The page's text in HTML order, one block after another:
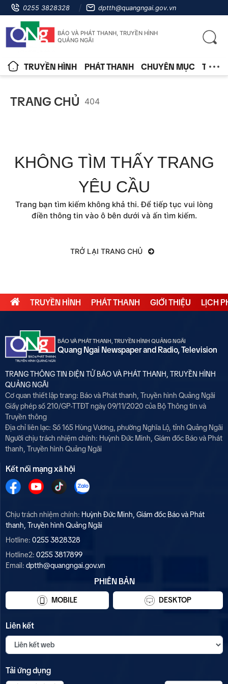
0255 3828328 dptth@quangngai.gov.vn
BÁO VÀ PHÁT THANH, TRUYỀN HÌNH
QUẢNG NGÃI
TRUYỀN HÌNH PHÁT THANH CHUYÊN MỤC TIN
TRANG CHỦ 404
KHÔNG TÌM THẤY TRANG
YÊU CẦU
Trang bạn tìm kiếm không khả thi. Để tiếp tục vui lòng
điền thông tin vào ô bên dưới và ấn tìm kiếm.
TRỞ LẠI TRANG CHỦ
TRUYỀN HÌNH PHÁT THANH GIỚI THIỆU LỊCH
BÁO VÀ PHÁT THANH, TRUYỀN HÌNH QUẢNG NGÃI
Quang Ngai Newspaper and Radio, Television
TRANG THÔNG TIN ĐIỆN TỬ BÁO VÀ PHÁT THANH, TRUYỀN HÌNH
QUẢNG NGÃI
Cơ quan thiết lập trang: Báo và Phát thanh, Truyền hình Quảng Ngãi
Giấy phép số 210/GP-TTĐT ngày 09/11/2020 của Bộ Thông tin và
Truyền thông
Địa chỉ liên lạc: Số 165 Hùng Vương, phường Nghĩa Lộ, tỉnh Quảng Ngãi
Người chịu trách nhiệm chính: Huỳnh Đức Minh, Giám đốc Báo và Phát
thanh, Truyền hình Quảng Ngãi
Kết nối mạng xã hội
Chịu trách nhiệm chính: Huỳnh Đức Minh, Giám đốc Báo và Phát
thanh, Truyền hình Quảng Ngãi
Hotline: 0255 3828328
Hotline2: 0255 3817899
Email: dptth@quangngai.gov.vn
PHIÊN BẢN
MOBILE DESKTOP
Liên kết
Tải ứng dụng